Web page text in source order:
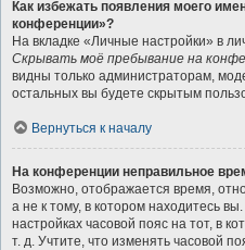
Как избежать появления моего
конференции»?
На вкладке «Личные настройки» в
Скрывать моё пребывание на
видны только администраторам,
остальных вы будете скрытым
Вернуться к началу
На конференции неправильное
Возможно, отображается время,
а не к тому, в котором находитесь
настройках часовой пояс на тот, в
т. д. Учтите, что изменять часовой